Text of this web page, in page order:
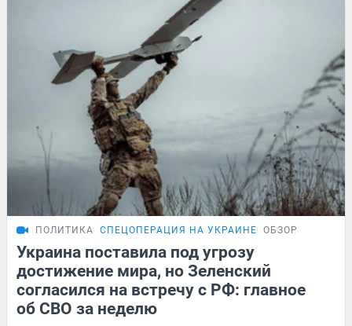
ПОЛИТИКА СПЕЦОПЕРАЦИЯ НА УКРАИНЕ ОБЗОР
Украина поставила под угрозу
достижение мира, но Зеленский
согласился на встречу с РФ: главное
об СВО за неделю